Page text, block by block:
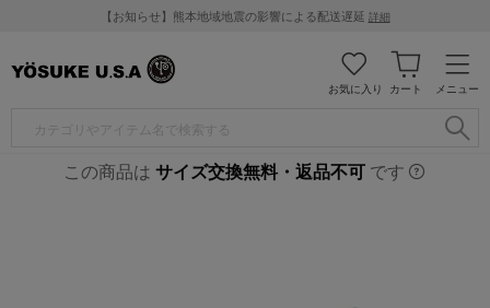
【お知らせ】熊本地域地震の影響による配送遅延 詳細
メニュー
カート
お気に入り
この商品は サイズ交換無料・返品不可 です